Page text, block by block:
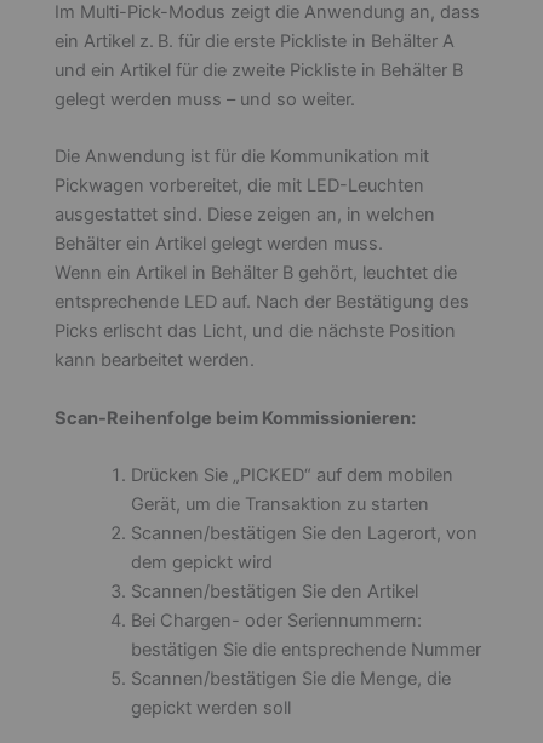
Im Multi-Pick-Modus zeigt die Anwendung an, dass
ein Artikel z. B. für die erste Pickliste in Behälter A
und ein Artikel für die zweite Pickliste in Behälter B
gelegt werden muss – und so weiter.
Die Anwendung ist für die Kommunikation mit
Pickwagen vorbereitet, die mit LED-Leuchten
ausgestattet sind. Diese zeigen an, in welchen
Behälter ein Artikel gelegt werden muss.
Wenn ein Artikel in Behälter B gehört, leuchtet die
entsprechende LED auf. Nach der Bestätigung des
Picks erlischt das Licht, und die nächste Position
kann bearbeitet werden.
Scan-Reihenfolge beim Kommissionieren:
Drücken Sie „PICKED“ auf dem mobilen
Gerät, um die Transaktion zu starten
Scannen/bestätigen Sie den Lagerort, von
dem gepickt wird
Scannen/bestätigen Sie den Artikel
Bei Chargen- oder Seriennummern:
bestätigen Sie die entsprechende Nummer
Scannen/bestätigen Sie die Menge, die
gepickt werden soll